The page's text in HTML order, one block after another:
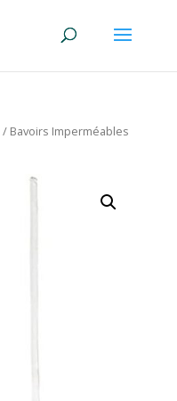
/ Bavoirs Imperméables